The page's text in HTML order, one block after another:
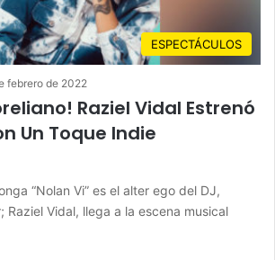
ESPECTÁCULOS
febrero de 2022
Raziel Vidal Estrenó
Un Toque Indie
“Nolan Vi” es el alter ego del DJ,
Raziel Vidal, llega a la escena musical